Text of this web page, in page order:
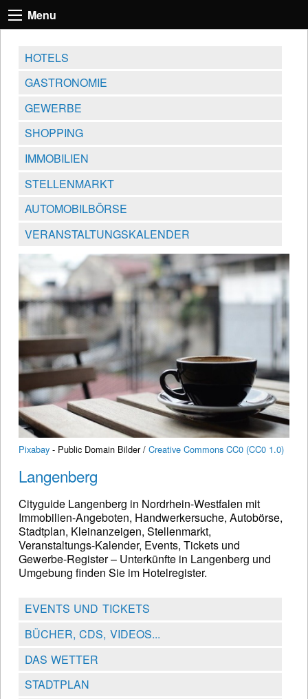
Menu
HOTELS
GASTRONOMIE
GEWERBE
SHOPPING
IMMOBILIEN
STELLENMARKT
AUTOMOBILBÖRSE
VERANSTALTUNGSKALENDER
Pixabay - Public Domain Bilder / Creative Commons CC0 (CC0 1.0)
Langenberg
Cityguide Langenberg in Nordrhein-Westfalen mit
Immobilien-Angeboten, Handwerkersuche, Autobörse,
Stadtplan, Kleinanzeigen, Stellenmarkt,
Veranstaltungs-Kalender, Events, Tickets und
Gewerbe-Register – Unterkünfte in Langenberg und
Umgebung finden Sie im Hotelregister.
EVENTS UND TICKETS
BÜCHER, CDS, VIDEOS...
DAS WETTER
STADTPLAN